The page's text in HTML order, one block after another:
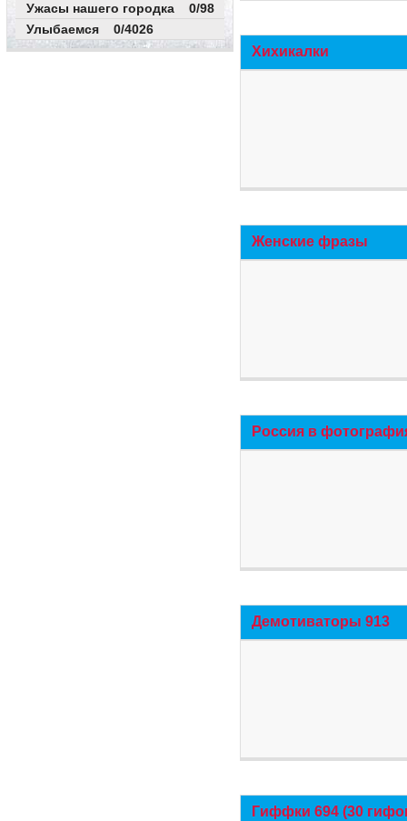
Ужасы нашего городка 0/98
Улыбаемся 0/4026
Хихикалки
Женские фразы
Россия в
Демотиваторы 913
Гиффки 694 (30